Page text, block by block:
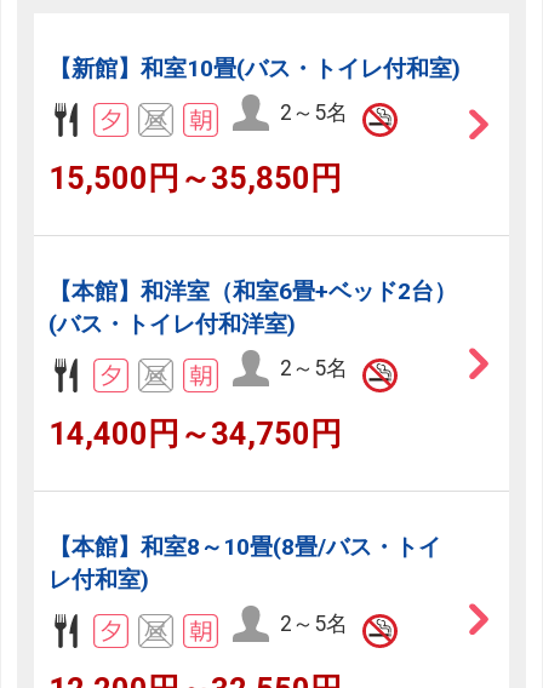
【新館】和室10畳(バス・トイレ付和室)
2～5名
15,500円～35,850円
【本館】和洋室（和室6畳+ベッド2台）
(バス・トイレ付和洋室)
2～5名
14,400円～34,750円
【本館】和室8～10畳(8畳/バス・トイ
レ付和室)
2～5名